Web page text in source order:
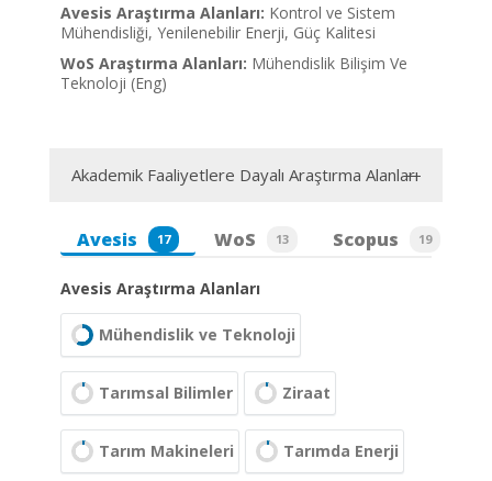
Avesis Araştırma Alanları: Kontrol ve Sistem
Mühendisliği, Yenilenebilir Enerji, Güç Kalitesi
WoS Araştırma Alanları: Mühendislik Bilişim Ve
Teknoloji (Eng)
Akademik Faaliyetlere Dayalı Araştırma Alanları
Avesis 17 WoS 13 Scopus 19
Avesis Araştırma Alanları
Mühendislik ve Teknoloji
Tarımsal Bilimler Ziraat
Tarım Makineleri Tarımda Enerji